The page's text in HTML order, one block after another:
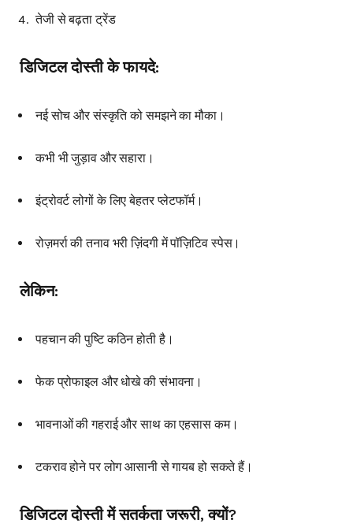
तेजी से बढ़ता ट्रेंड
डिजिटल दोस्ती के फायदे:
नई सोच और संस्कृति को समझने का मौका।
कभी भी जुड़ाव और सहारा।
इंट्रोवर्ट लोगों के लिए बेहतर प्लेटफॉर्म।
रोज़मर्रा की तनाव भरी ज़िंदगी में पॉज़िटिव स्पेस।
लेकिन:
पहचान की पुष्टि कठिन होती है।
फेक प्रोफाइल और धोखे की संभावना।
भावनाओं की गहराई और साथ का एहसास कम।
टकराव होने पर लोग आसानी से गायब हो सकते हैं।
डिजिटल दोस्ती में सतर्कता जरूरी, क्यों?